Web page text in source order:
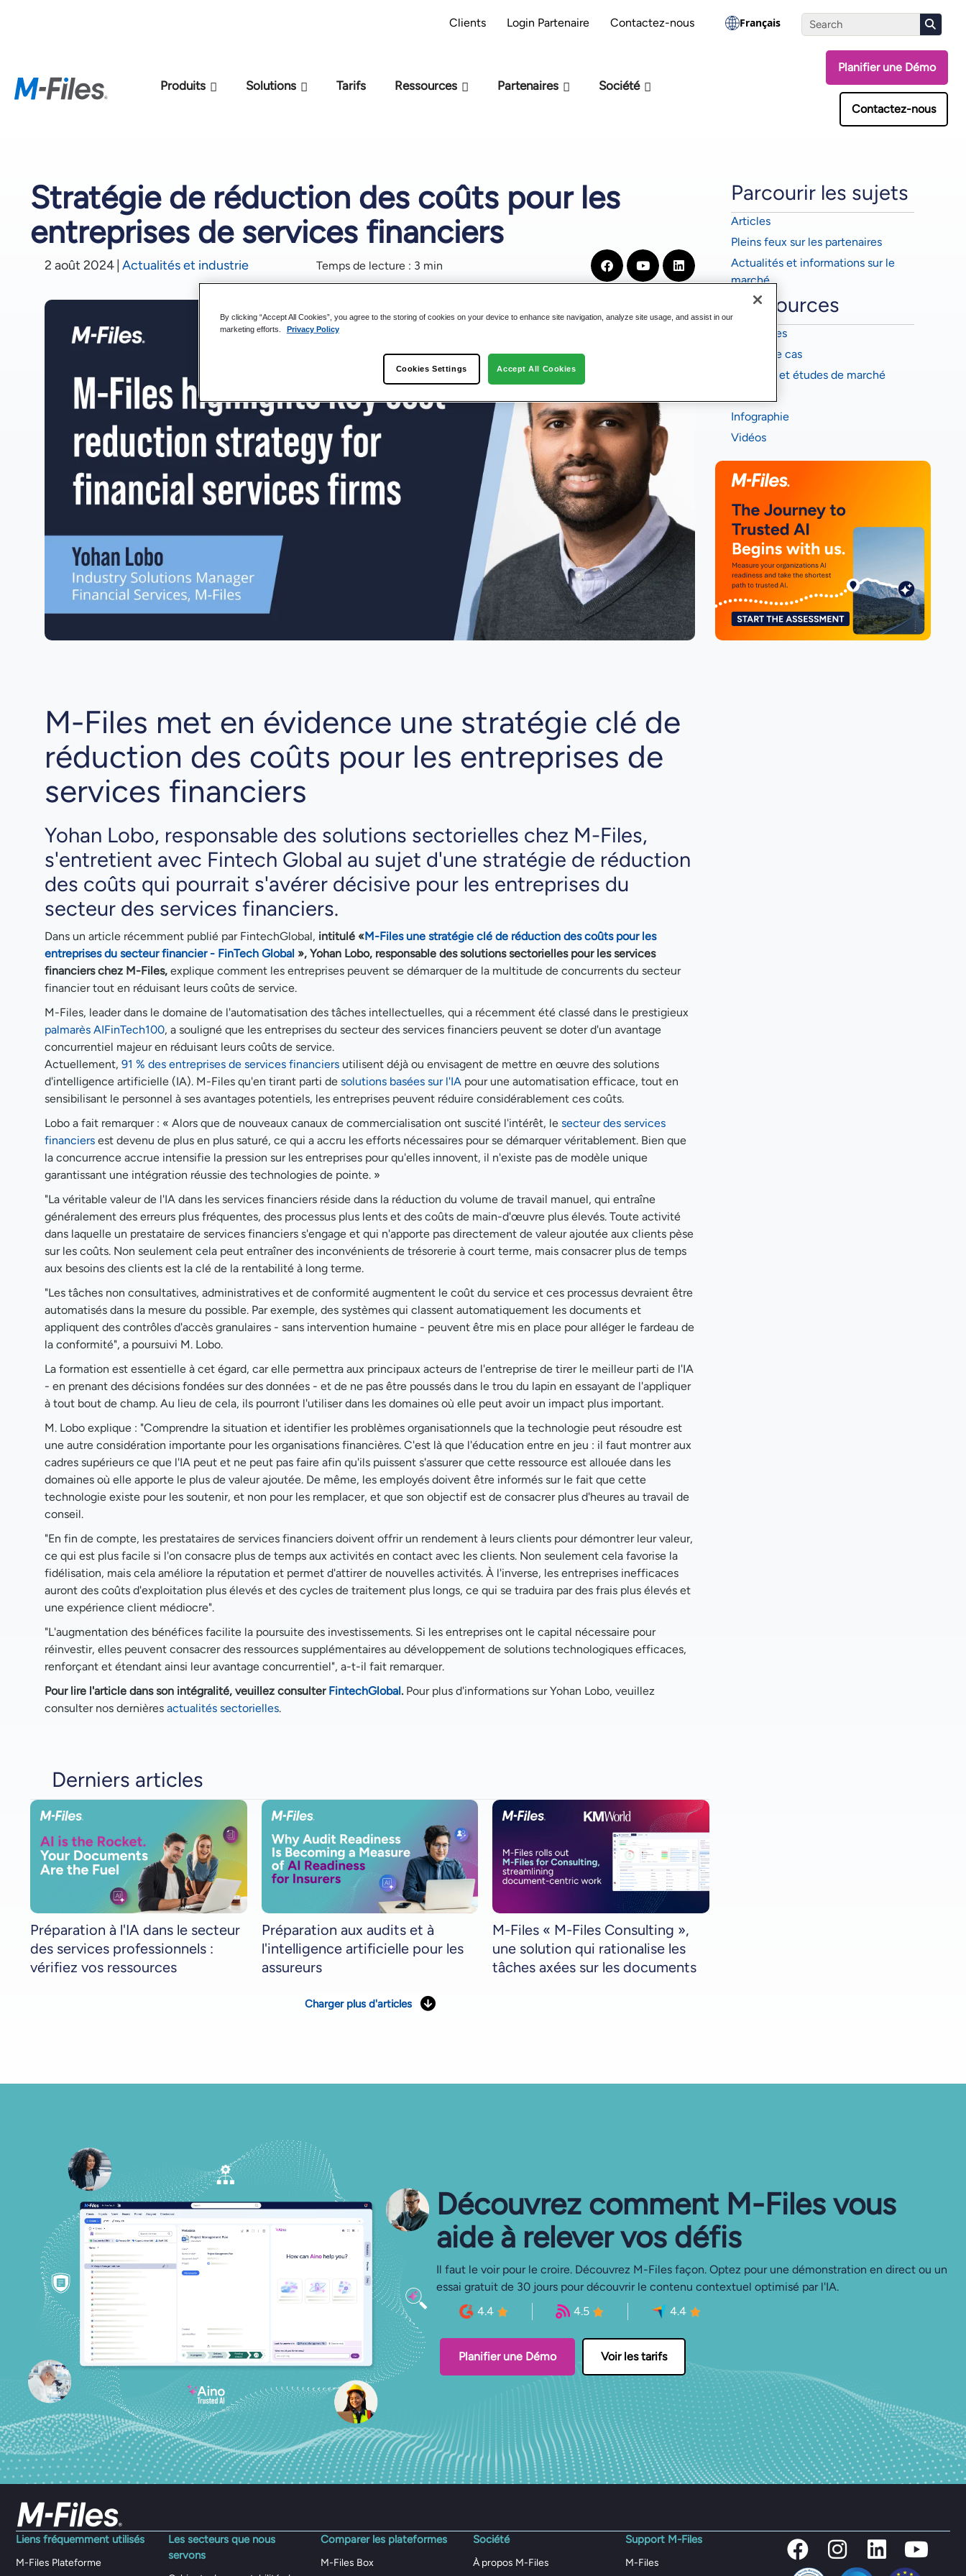
Clients Login Partenaire Contactez-nous Français
Produits Solutions Tarifs Ressources Partenaires Société
Planifier une Démo
Contactez-nous
Stratégie de réduction des coûts pour les
entreprises de services financiers
2 août 2024 Actualités et industrie Temps de lecture : 3 min
M-Files met en évidence une stratégie clé de
réduction des coûts pour les entreprises de
services financiers
Yohan Lobo, responsable des solutions sectorielles chez M-Files,
s'entretient avec Fintech Global au sujet d'une stratégie de réduction
des coûts qui pourrait s'avérer décisive pour les entreprises du
secteur des services financiers.
Dans un article récemment publié par FintechGlobal, intitulé «M-Files une stratégie clé de réduction des coûts pour les
entreprises du secteur financier - FinTech Global », Yohan Lobo, responsable des solutions sectorielles pour les services
financiers chez M-Files, explique comment les entreprises peuvent se démarquer de la multitude de concurrents du secteur
financier tout en réduisant leurs coûts de service.
M-Files, leader dans le domaine de l'automatisation des tâches intellectuelles, qui a récemment été classé dans le prestigieux
palmarès AIFinTech100, a souligné que les entreprises du secteur des services financiers peuvent se doter d'un avantage
concurrentiel majeur en réduisant leurs coûts de service.
Actuellement, 91 % des entreprises de services financiers utilisent déjà ou envisagent de mettre en œuvre des solutions
d'intelligence artificielle (IA). M-Files qu'en tirant parti de solutions basées sur l'IA pour une automatisation efficace, tout en
sensibilisant le personnel à ses avantages potentiels, les entreprises peuvent réduire considérablement ces coûts.
Lobo a fait remarquer : « Alors que de nouveaux canaux de commercialisation ont suscité l'intérêt, le secteur des services
financiers est devenu de plus en plus saturé, ce qui a accru les efforts nécessaires pour se démarquer véritablement. Bien que
la concurrence accrue intensifie la pression sur les entreprises pour qu'elles innovent, il n'existe pas de modèle unique
garantissant une intégration réussie des technologies de pointe. »
"La véritable valeur de l'IA dans les services financiers réside dans la réduction du volume de travail manuel, qui entraîne
généralement des erreurs plus fréquentes, des processus plus lents et des coûts de main-d'œuvre plus élevés. Toute activité
dans laquelle un prestataire de services financiers s'engage et qui n'apporte pas directement de valeur ajoutée aux clients pèse
sur les coûts. Non seulement cela peut entraîner des inconvénients de trésorerie à court terme, mais consacrer plus de temps
aux besoins des clients est la clé de la rentabilité à long terme.
"Les tâches non consultatives, administratives et de conformité augmentent le coût du service et ces processus devraient être
automatisés dans la mesure du possible. Par exemple, des systèmes qui classent automatiquement les documents et
appliquent des contrôles d'accès granulaires - sans intervention humaine - peuvent être mis en place pour alléger le fardeau de
la conformité", a poursuivi M. Lobo.
La formation est essentielle à cet égard, car elle permettra aux principaux acteurs de l'entreprise de tirer le meilleur parti de l'IA
- en prenant des décisions fondées sur des données - et de ne pas être poussés dans le trou du lapin en essayant de l'appliquer
à tout bout de champ. Au lieu de cela, ils pourront l'utiliser dans les domaines où elle peut avoir un impact plus important.
M. Lobo explique : "Comprendre la situation et identifier les problèmes organisationnels que la technologie peut résoudre est
une autre considération importante pour les organisations financières. C'est là que l'éducation entre en jeu : il faut montrer aux
cadres supérieurs ce que l'IA peut et ne peut pas faire afin qu'ils puissent s'assurer que cette ressource est allouée dans les
domaines où elle apporte le plus de valeur ajoutée. De même, les employés doivent être informés sur le fait que cette
technologie existe pour les soutenir, et non pour les remplacer, et que son objectif est de consacrer plus d'heures au travail de
conseil.
"En fin de compte, les prestataires de services financiers doivent offrir un rendement à leurs clients pour démontrer leur valeur,
ce qui est plus facile si l'on consacre plus de temps aux activités en contact avec les clients. Non seulement cela favorise la
fidélisation, mais cela améliore la réputation et permet d'attirer de nouvelles activités. À l'inverse, les entreprises inefficaces
auront des coûts d'exploitation plus élevés et des cycles de traitement plus longs, ce qui se traduira par des frais plus élevés et
une expérience client médiocre".
"L'augmentation des bénéfices facilite la poursuite des investissements. Si les entreprises ont le capital nécessaire pour
réinvestir, elles peuvent consacrer des ressources supplémentaires au développement de solutions technologiques efficaces,
renforçant et étendant ainsi leur avantage concurrentiel", a-t-il fait remarquer.
Pour lire l'article dans son intégralité, veuillez consulter FintechGlobal. Pour plus d'informations sur Yohan Lobo, veuillez
consulter nos dernières actualités sectorielles.
Derniers articles
Préparation à l'IA dans le secteur
des services professionnels :
vérifiez vos ressources
Préparation aux audits et à
l'intelligence artificielle pour les
assureurs
M-Files « M-Files Consulting »,
une solution qui rationalise les
tâches axées sur les documents
Charger plus d'articles
Parcourir les sujets
Articles
Pleins feux sur les partenaires
Actualités et informations sur le
marché
Ressources
Webinaires
Études de cas
Rapports et études de marché
Infographie
Vidéos
Découvrez comment M-Files vous
aide à relever vos défis
Il faut le voir pour le croire. Découvrez M-Files façon. Optez pour une démonstration en direct ou un
essai gratuit de 30 jours pour découvrir le contenu contextuel optimisé par l'IA.
4.4
4.5 4.4
Planifier une Démo Voir les tarifs
Liens fréquemment utilisés
M-Files Plateforme
Les secteurs que nous
servons
Comparer les plateformes
M-Files Box
Société
À propos M-Files
Support M-Files
M-Files
Passez le test d'évaluation
By clicking “Accept All Cookies”, you agree to the storing of cookies on your device to enhance site navigation, analyze site usage, and assist in our
marketing efforts.
Privacy Policy
Cookies Settings Accept All Cookies